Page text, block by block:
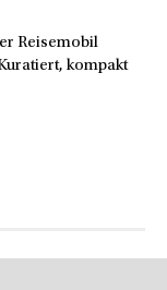
Reisemobil
kompakt